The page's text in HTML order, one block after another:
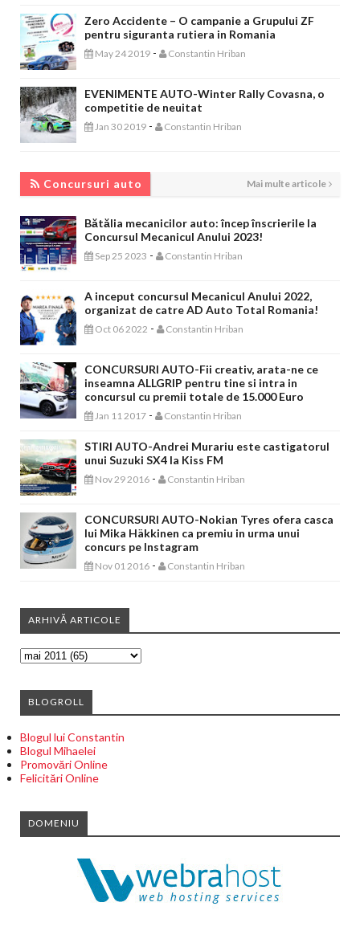
Zero Accidente – O campanie a Grupului ZF
pentru siguranta rutiera in Romania
May 24 2019 - Constantin Hriban
EVENIMENTE AUTO-Winter Rally Covasna, o
competitie de neuitat
Jan 30 2019 - Constantin Hriban
Concursuri auto Mai multe articole
Bătălia mecanicilor auto: încep înscrierile la
Concursul Mecanicul Anului 2023!
Sep 25 2023 - Constantin Hriban
A inceput concursul Mecanicul Anului 2022,
organizat de catre AD Auto Total Romania!
Oct 06 2022 - Constantin Hriban
CONCURSURI AUTO-Fii creativ, arata-ne ce
inseamna ALLGRIP pentru tine si intra in
concursul cu premii totale de 15.000 Euro
Jan 11 2017 - Constantin Hriban
STIRI AUTO-Andrei Murariu este castigatorul
unui Suzuki SX4 la Kiss FM
Nov 29 2016 - Constantin Hriban
CONCURSURI AUTO-Nokian Tyres ofera casca
lui Mika Häkkinen ca premiu in urma unui
concurs pe Instagram
Nov 01 2016 - Constantin Hriban
ARHIVĂ ARTICOLE
BLOGROLL
Blogul lui Constantin
Blogul Mihaelei
Promovări Online
Felicitări Online
DOMENIU